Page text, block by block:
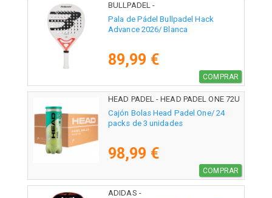
BULLPADEL -
Pala de Pádel Bullpadel Hack
Advance 2026/ Blanca
89,99 €
COMPRAR
HEAD PADEL - HEAD PADEL ONE 72U
Cajón Bolas Head Padel One/ 24
packs de 3 unidades
98,99 €
COMPRAR
ADIDAS -